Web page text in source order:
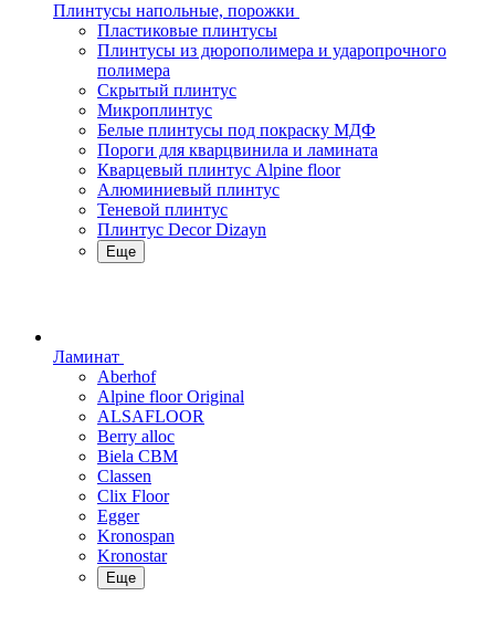
Плинтусы напольные, порожки
Пластиковые плинтусы
Плинтусы из дюрополимера и ударопрочного
полимера
Скрытый плинтус
Микроплинтус
Белые плинтусы под покраску МДФ
Пороги для кварцвинила и ламината
Кварцевый плинтус Alpine floor
Алюминиевый плинтус
Теневой плинтус
Плинтус Decor Dizayn
Еще
Ламинат
Aberhof
Alpine floor Original
ALSAFLOOR
Berry alloc
Biela CBM
Classen
Clix Floor
Egger
Kronospan
Kronostar
Еще